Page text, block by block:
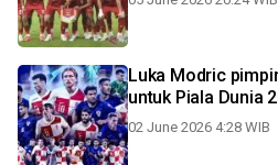
Luka Modric
untuk Piala Dunia
02 June 2026 4:28 WIB